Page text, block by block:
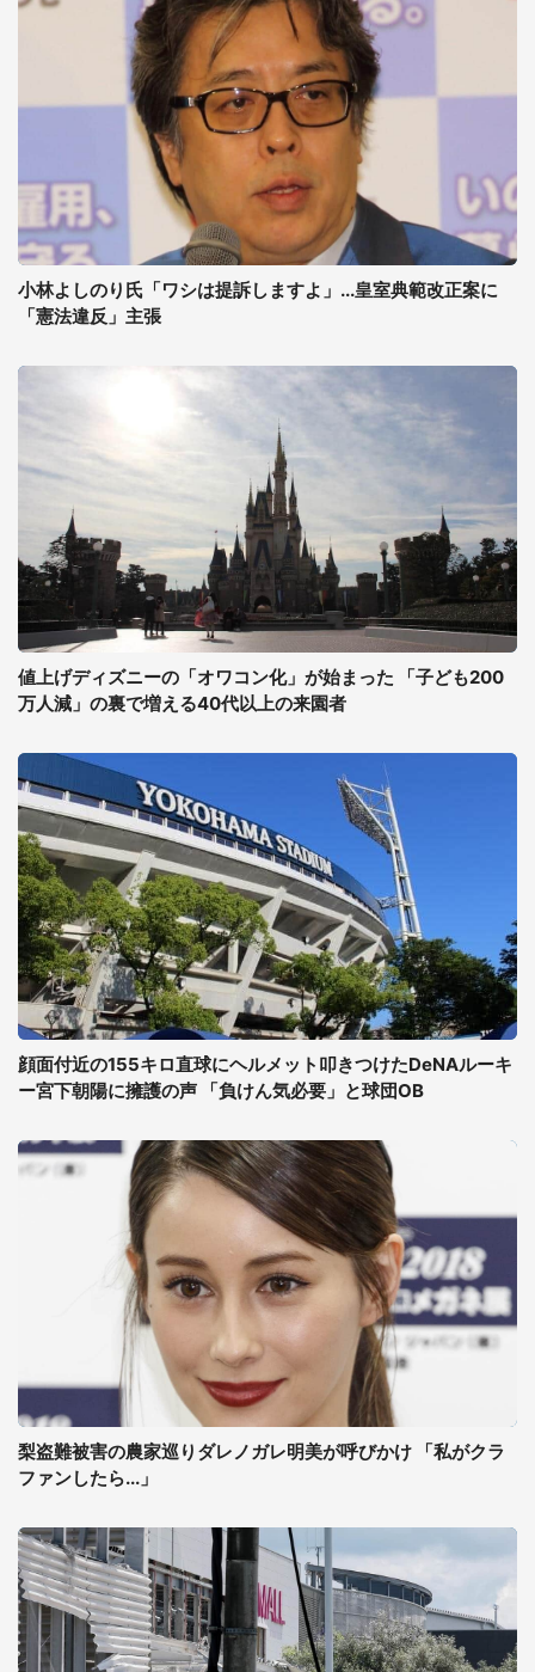
小林よしのり氏「ワシは提訴しますよ」...皇室典範改正案に
「憲法違反」主張
値上げディズニーの「オワコン化」が始まった 「子ども200
万人減」の裏で増える40代以上の来園者
顔面付近の155キロ直球にヘルメット叩きつけたDeNAルーキ
ー宮下朝陽に擁護の声 「負けん気必要」と球団OB
梨盗難被害の農家巡りダレノガレ明美が呼びかけ 「私がクラ
ファンしたら...」